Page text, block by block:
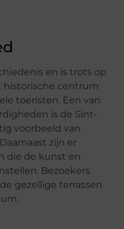
en is trots op
historische centrum
toeristen. Een van
is de Sint-
voorbeeld van
zijn er
die de kunst en
Bezoekers
gezellige terrassen